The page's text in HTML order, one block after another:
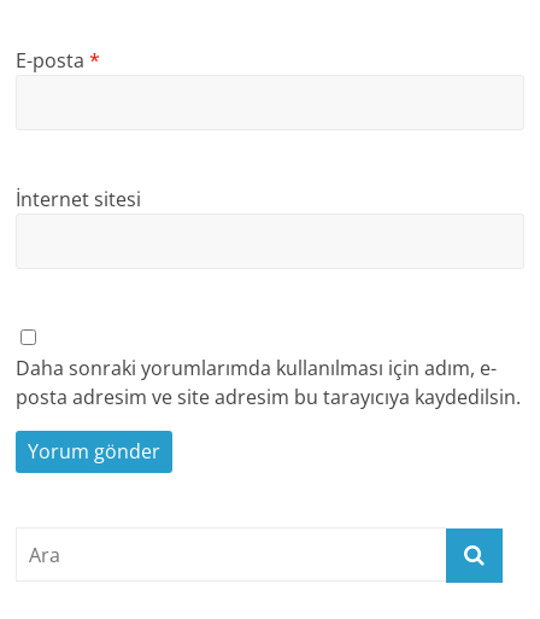
E-posta*
İnternet sitesi
Daha sonraki yorumlarımda kullanılması için adım, e-
posta adresim ve site adresim bu tarayıcıya kaydedilsin.